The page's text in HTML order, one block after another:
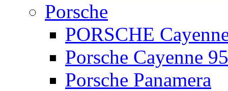
Porsche
PORSCHE
Porsche Cayenne
Porsche Panamera